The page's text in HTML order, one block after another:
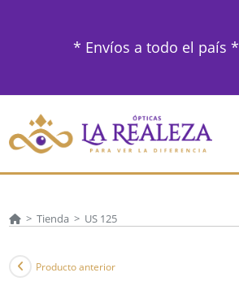
* Envíos a todo el país *
> Tienda > US 125
Producto anterior